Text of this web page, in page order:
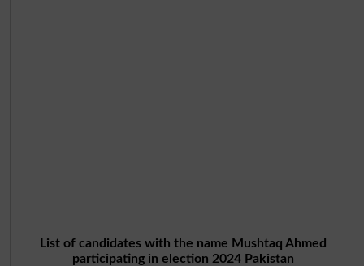
List of candidates with the name Mushtaq Ahmed
participating in election 2024 Pakistan